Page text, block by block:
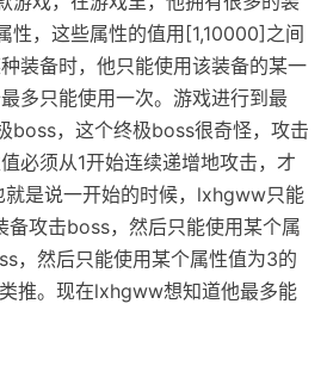
性，这些属性的值用[1,10000]之间
装备时，他只能使用该装备的某一
多只能使用一次。游戏进行到最
boss，这个终极boss很奇怪，攻击
必须从1开始连续递增地攻击，才
是说一开始的时候，lxhgww只能
备攻击boss，然后只能使用某个属
，然后只能使用某个属性值为3的
推。现在lxhgww想知道他最多能